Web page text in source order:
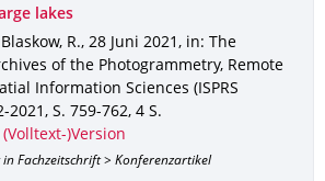
lakes
R., 28 Juni 2021 , in: The
of the Photogrammetry, Remote
Information Sciences (ISPRS
2021 , S. 759-762, 4 S.
)Version
Fachzeitschrift > Konferenzartikel